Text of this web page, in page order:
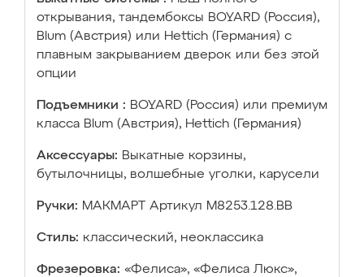
открывания, тандембоксы BOYARD (Россия),
Blum (Австрия) или Hettich (Германия) с
плавным закрыванием дверок или без этой
опции
Подъемники : BOYARD (Россия) или премиум
класса Blum (Австрия), Hettich (Германия)
Аксессуары: Выкатные корзины,
бутылочницы, волшебные уголки, карусели
Ручки: МАКМАРТ Артикул М8253.128.ВВ
Стиль: классический, неоклассика
Фрезеровка: «Фелиса», «Фелиса Люкс»,